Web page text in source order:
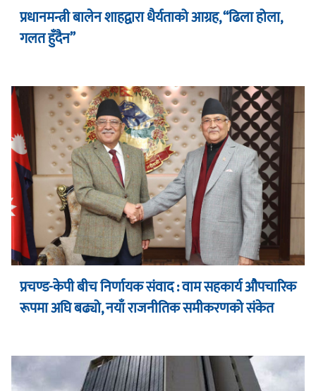
प्रधानमन्त्री बालेन शाहद्वारा धैर्यताको आग्रह, “ढिला होला,
गलत हुँदैन”
प्रचण्ड-केपी बीच निर्णायक संवाद : वाम सहकार्य औपचारिक
रूपमा अघि बढ्यो, नयाँ राजनीतिक समीकरणको संकेत